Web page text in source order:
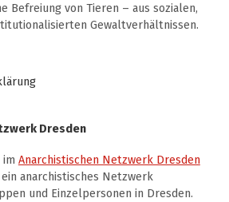
Befreiung von Tieren – aus sozialen,
Gewaltverhältnissen.
Dresden
Anarchistischen Netzwerk Dresden
anarchistisches Netzwerk
und Einzelpersonen in Dresden.